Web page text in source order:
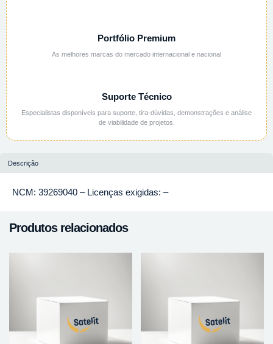
Portfólio Premium
As melhores marcas do mercado internacional e nacional
Suporte Técnico
Especialistas disponíveis para suporte, tira-dúvidas, demonstrações e análise
de viabilidade de projetos.
Descrição
NCM: 39269040 – Licenças exigidas: –
Produtos relacionados